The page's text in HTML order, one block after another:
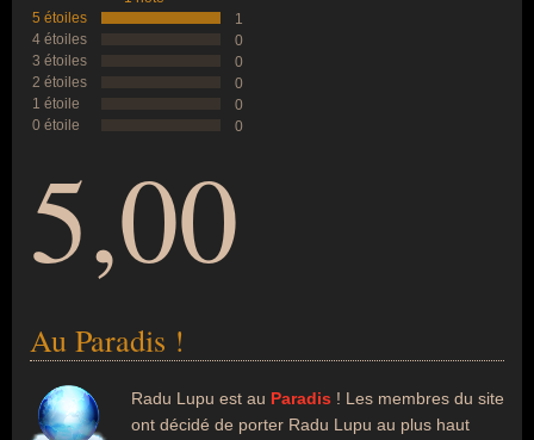
5 étoiles
1
4 étoiles
0
3 étoiles
0
2 étoiles
0
1 étoile
0
0 étoile
0
5,00
Au Paradis !
Radu Lupu est au Paradis ! Les membres du site
ont décidé de porter Radu Lupu au plus haut